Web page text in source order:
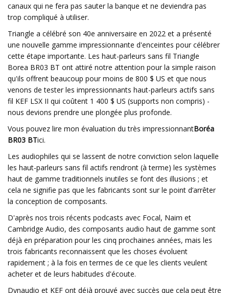
canaux qui ne fera pas sauter la banque et ne deviendra pas
trop compliqué à utiliser.
Triangle a célébré son 40e anniversaire en 2022 et a présenté
une nouvelle gamme impressionnante d'enceintes pour célébrer
cette étape importante. Les haut-parleurs sans fil Triangle
Borea BR03 BT ont attiré notre attention pour la simple raison
qu'ils offrent beaucoup pour moins de 800 $ US et que nous
venons de tester les impressionnants haut-parleurs actifs sans
fil KEF LSX II qui coûtent 1 400 $ US (supports non compris) -
nous devions prendre une plongée plus profonde.
Vous pouvez lire mon évaluation du très impressionnantBoréa
BR03 BTici.
Les audiophiles qui se lassent de notre conviction selon laquelle
les haut-parleurs sans fil actifs rendront (à terme) les systèmes
haut de gamme traditionnels inutiles se font des illusions ; et
cela ne signifie pas que les fabricants sont sur le point d’arrêter
la conception de composants.
D'après nos trois récents podcasts avec Focal, Naim et
Cambridge Audio, des composants audio haut de gamme sont
déjà en préparation pour les cinq prochaines années, mais les
trois fabricants reconnaissent que les choses évoluent
rapidement ; à la fois en termes de ce que les clients veulent
acheter et de leurs habitudes d'écoute.
Dynaudio et KEF ont déjà prouvé avec succès que cela peut être